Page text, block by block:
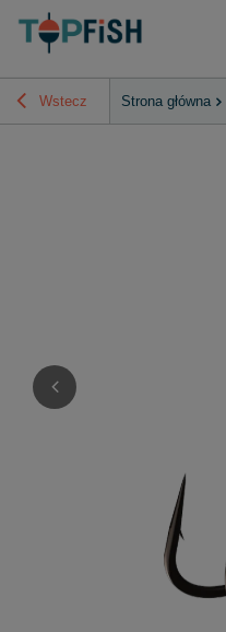
Wstecz Strona główna